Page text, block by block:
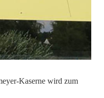
Kaserne wird zum